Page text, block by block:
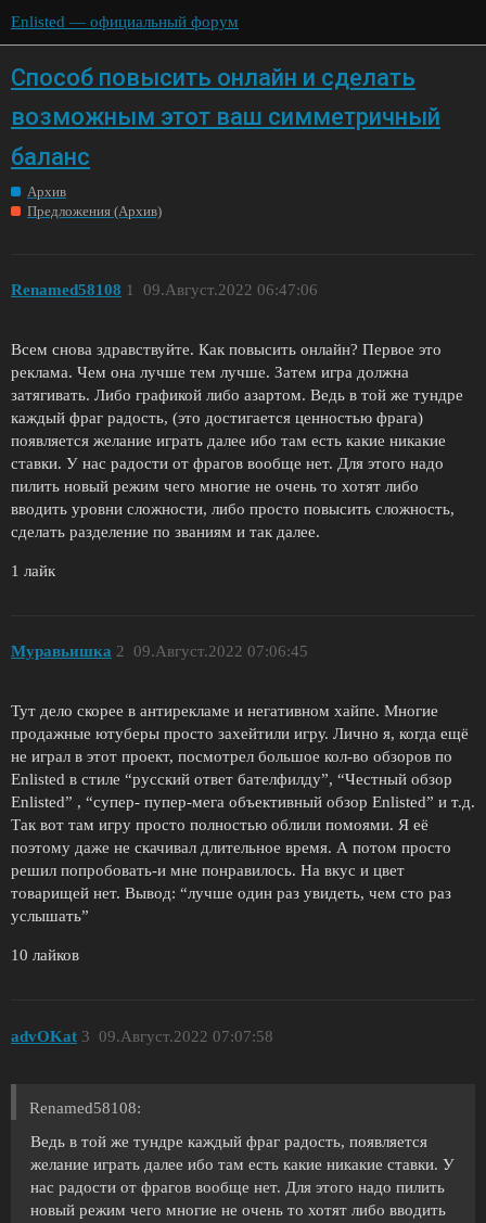
Enlisted — официальный форум
Способ повысить онлайн и сделать
возможным этот ваш симметричный
баланс
Архив
Предложения (Архив)
Renamed58108 09.Август.2022 06:47:06
1
Всем снова здравствуйте. Как повысить онлайн? Первое это
реклама. Чем она лучше тем лучше. Затем игра должна
затягивать. Либо графикой либо азартом. Ведь в той же тундре
каждый фраг радость, (это достигается ценностью фрага)
появляется желание играть далее ибо там есть какие никакие
ставки. У нас радости от фрагов вообще нет. Для этого надо
пилить новый режим чего многие не очень то хотят либо
вводить уровни сложности, либо просто повысить сложность,
сделать разделение по званиям и так далее.
1 лайк
Муравьишка 09.Август.2022 07:06:45
2
Тут дело скорее в антирекламе и негативном хайпе. Многие
продажные ютуберы просто захейтили игру. Лично я, когда ещё
не играл в этот проект, посмотрел большое кол-во обзоров по
Enlisted в стиле “русский ответ бателфилду”, “Честный обзор
Enlisted” , “супер- пупер-мега объективный обзор Enlisted” и т.д.
Так вот там игру просто полностью облили помоями. Я её
поэтому даже не скачивал длительное время. А потом просто
решил попробовать-и мне понравилось. На вкус и цвет
товарищей нет. Вывод: “лучше один раз увидеть, чем сто раз
услышать”
10 лайков
advOKat 09.Август.2022 07:07:58
3
Renamed58108:
Ведь в той же тундре каждый фраг радость, появляется
желание играть далее ибо там есть какие никакие ставки. У
нас радости от фрагов вообще нет. Для этого надо пилить
новый режим чего многие не очень то хотят либо вводить